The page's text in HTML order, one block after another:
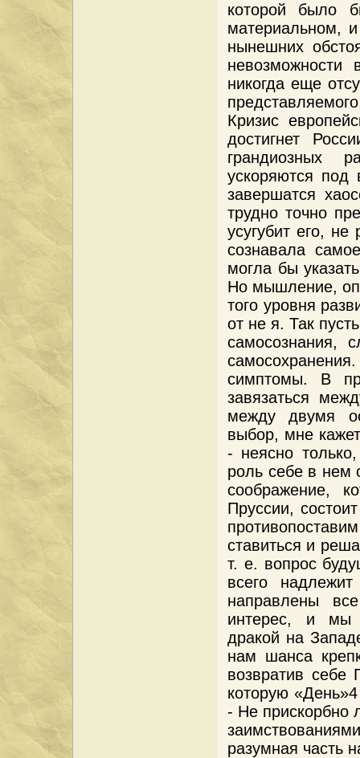
которой было
материальном,
нынешних
невозможности
никогда еще
Кризис
достигнет
грандиозных
ускоряются
завершатся
трудно точно
усугубит его,
сознавала
могла бы
Но мышление,
того уровня
от не я. Так
самосознания,
симптомы. В
завязаться
между двумя
выбор, мне
- неясно
роль себе в нем
соображение,
Пруссии,
ставиться и
т. е. вопрос
всего
направлены
интерес, и мы
дракой на
нам шанса
возвратив себе
которую
- Не прискорбно
разумная часть